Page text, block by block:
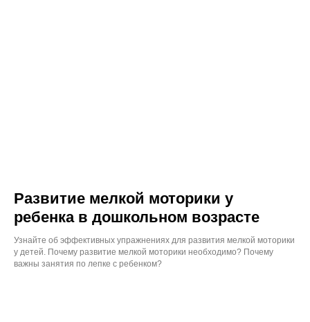
Развитие мелкой моторики у
ребенка в дошкольном возрасте
Узнайте об эффективных упражнениях для развития мелкой моторики
у детей. Почему развитие мелкой моторики необходимо? Почему
важны занятия по лепке с ребенком?